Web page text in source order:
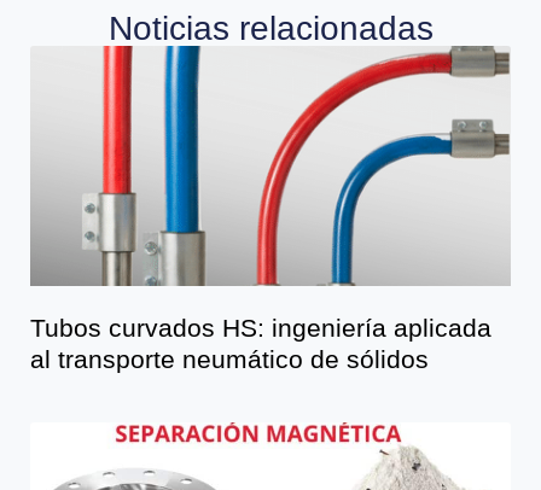
Noticias relacionadas
Tubos curvados HS: ingeniería aplicada
al transporte neumático de sólidos